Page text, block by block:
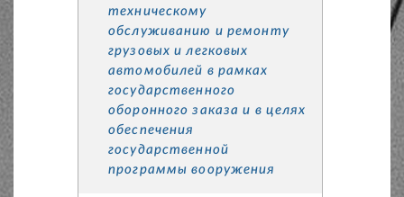
техническому
обслуживанию и ремонту
грузовых и легковых
автомобилей в рамках
государственного
оборонного заказа и в целях
обеспечения
государственной
программы вооружения